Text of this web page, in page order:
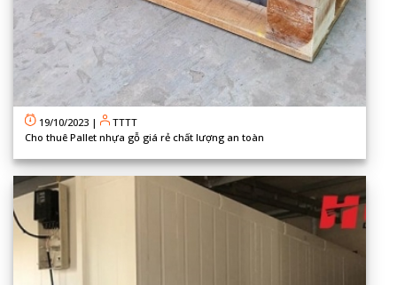
19/10/2023 |
TTTT
Cho thuê Pallet nhựa gỗ giá rẻ chất lượng an toàn